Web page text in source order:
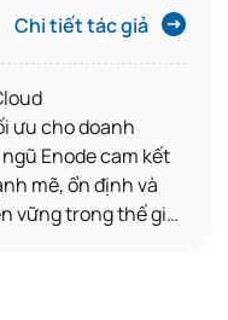
Chi tiết tác giả
ưu chodoanh
Enode cam kết
mẽ, ổn định và
vững trong thế giới